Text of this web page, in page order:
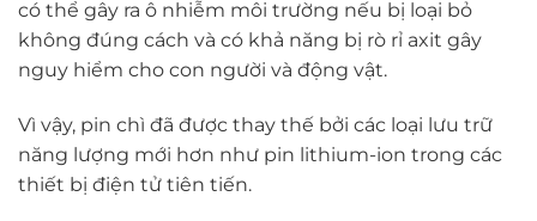
có thể gây ra ô nhiễm môi trường nếu bị loại bỏ
không đúng cách và có khả năng bị rò rỉ axit gây
nguy hiểm cho con người và động vật.
Vì vậy, pin chì đã được thay thế bởi các loại lưu trữ
năng lượng mới hơn như pin lithium-ion trong các
thiết bị điện tử tiên tiến.